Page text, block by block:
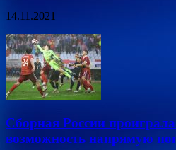
14.11.2021
Сборная России
возможность напрямую